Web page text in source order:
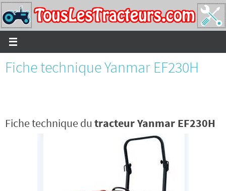
Passer
vers
le
contenu
Fiche technique Yanmar EF230H
Fiche technique dutracteur Yanmar EF230H